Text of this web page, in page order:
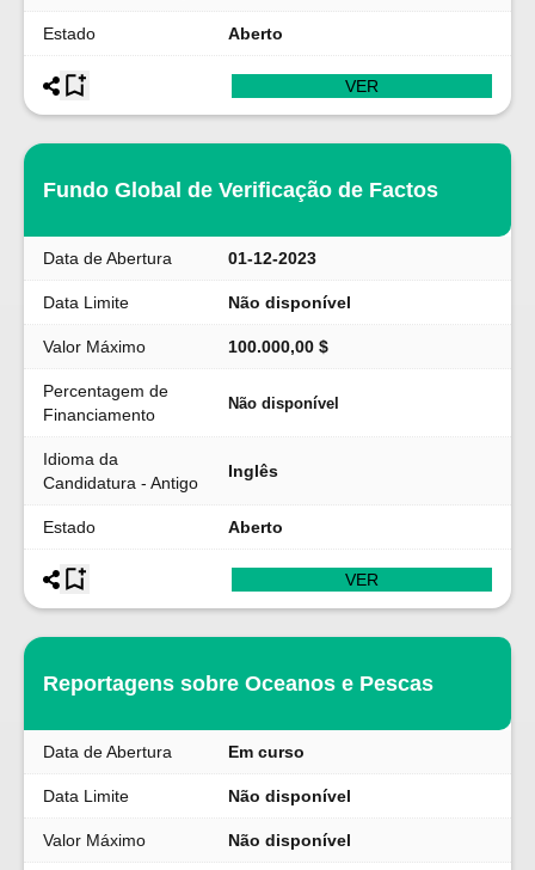
Estado Aberto
VER
Fundo Global de Verificação de Factos
Data de Abertura 01-12-2023
Data Limite Não disponível
Valor Máximo 100.000,00 $
Percentagem de
Financiamento
Não disponível
Idioma da
Candidatura - Antigo
Inglês
Estado Aberto
VER
Reportagens sobre Oceanos e Pescas
Data de Abertura Em curso
Data Limite Não disponível
Valor Máximo Não disponível